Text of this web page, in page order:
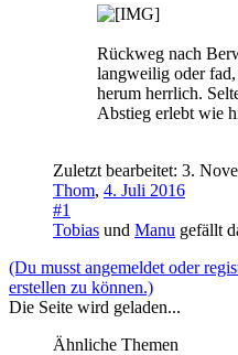
Rückweg nach
langweilig oder
herum herrlich.
Abstieg erlebt wie
Zuletzt bearbeitet: 3.
Thom, 4. Juli 2016
#1
Tobias und Manu gefällt
(Du musst angemeldet oder
erstellen zu können.)
Die Seite wird geladen...
Ähnliche Themen